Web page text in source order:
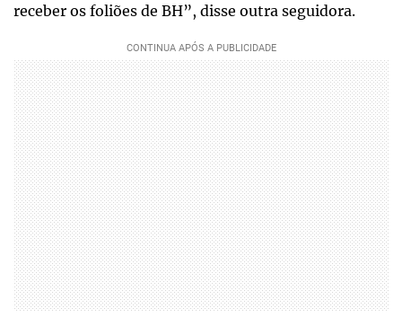
receber os foliões de BH”, disse outra seguidora.